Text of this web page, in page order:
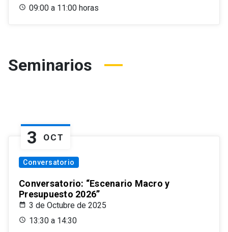
09:00 a 11:00 horas
Seminarios
3 OCT
Conversatorio
Conversatorio: “Escenario Macro y
Presupuesto 2026”
3 de Octubre de 2025
13:30 a 14:30